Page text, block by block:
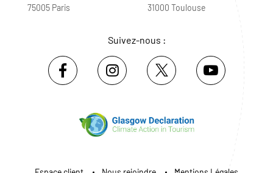
75005 Paris
31000 Toulouse
Suivez-nous :